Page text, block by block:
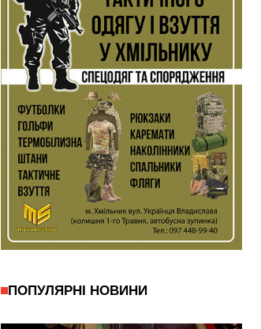
ПОПУЛЯРНІ НОВИНИ